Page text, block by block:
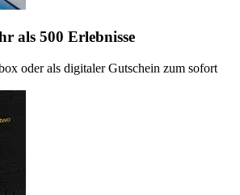
als 500 Erlebnisse
oder als digitaler Gutschein zum sofort